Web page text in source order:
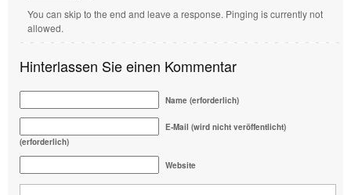
You can skip to the end and leave a response. Pinging is currently not
allowed.
Hinterlassen Sie einen Kommentar
Name (erforderlich)
E-Mail (wird nicht veröffentlicht)
(erforderlich)
Website